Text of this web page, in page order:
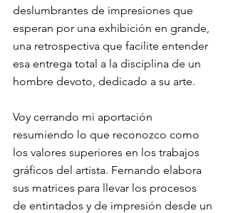
deslumbrantes de impresiones que
esperan por una exhibición en grande,
una retrospectiva que facilite entender
esa entrega total a la disciplina de un
hombre devoto, dedicado a su arte.
Voy cerrando mi aportación
resumiendo lo que reconozco como
los valores superiores en los trabajos
gráficos del artista. Fernando elabora
sus matrices para llevar los procesos
de entintados y de impresión desde un